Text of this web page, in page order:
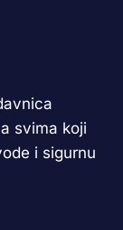
svima koji
i sigurnu